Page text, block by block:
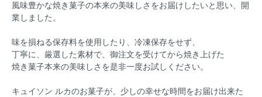
風味豊かな焼き菓子の本来の美味しさをお届けしたいと思い、開
業しました。
味を損ねる保存料を使用したり、冷凍保存をせず、
丁寧に、厳選した素材で、御注文を受けてから焼き上げた
焼き菓子本来の美味しさを是非一度お試しください。
キュイソン ルカのお菓子が、少しの幸せな時間をお届け出来た